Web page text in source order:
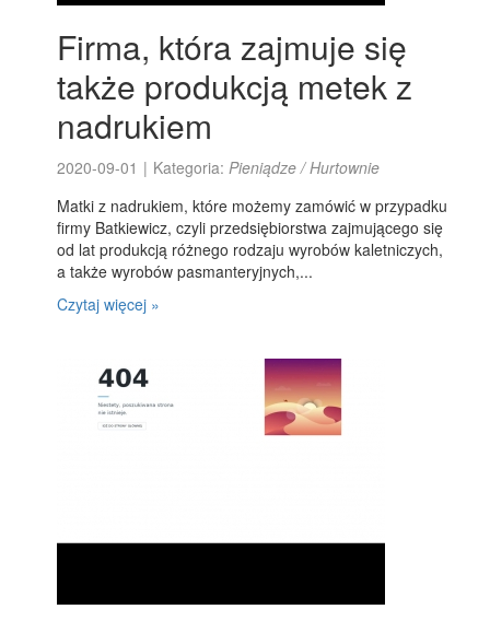
Firma, która zajmuje się
także produkcją metek z
nadrukiem
2020-09-01 | Kategoria:Pieniądze / Hurtownie
Matki z nadrukiem, które możemy zamówić w przypadku
firmy Batkiewicz, czyli przedsiębiorstwa zajmującego się
od lat produkcją różnego rodzaju wyrobów kaletniczych,
a także wyrobów pasmanteryjnych,...
Czytaj więcej »